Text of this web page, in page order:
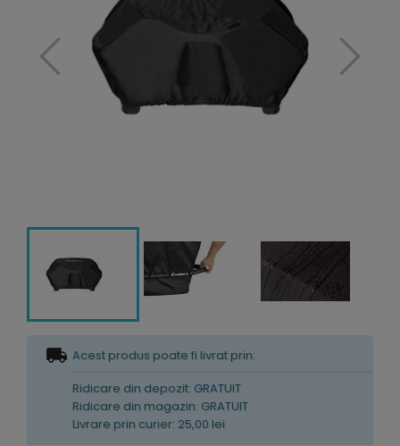
Acest produs poate fi livrat prin:
Ridicare din depozit: GRATUIT
Ridicare din magazin: GRATUIT
Livrare prin curier: 25,00 lei